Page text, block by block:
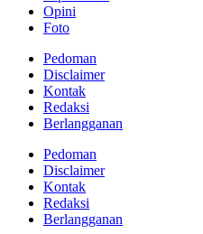
Opini
Foto
Pedoman
Disclaimer
Kontak
Redaksi
Berlangganan
Pedoman
Disclaimer
Kontak
Redaksi
Berlangganan